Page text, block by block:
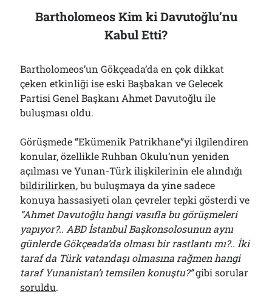
Bartholomeos Kim ki Davutoğlu’nu
Kabul Etti?
Bartholomeos’un Gökçeada’da en çok dikkat
çeken etkinliği ise eski Başbakan ve Gelecek
Partisi Genel Başkanı Ahmet Davutoğlu ile
buluşması oldu.
Görüşmede “Ekümenik Patrikhane”yi ilgilendiren
konular, özellikle Ruhban Okulu’nun yeniden
açılması ve Yunan-Türk ilişkilerinin ele alındığı
bildirilirken, bu buluşmaya da yine sadece
konuya hassasiyeti olan çevreler tepki gösterdi ve
“Ahmet Davutoğlu hangi vasıfla bu görüşmeleri
yapıyor?.. ABD İstanbul Başkonsolosunun aynı
günlerde Gökçeada’da olması bir rastlantı mı?.. İki
taraf da Türk vatandaşı olmasına rağmen hangi
taraf Yunanistan’ı temsilen konuştu?”gibi sorular
soruldu.